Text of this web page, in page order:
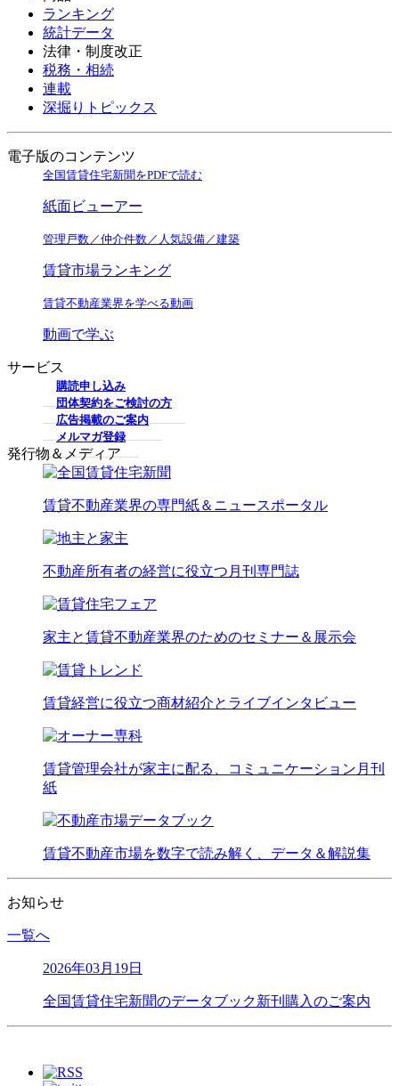
ランキング
統計データ
法律・制度改正
税務・相続
連載
深掘りトピックス
電子版のコンテンツ
全国賃貸住宅新聞をPDFで読む
紙面ビューアー
管理戸数／仲介件数／人気設備／建築
賃貸市場ランキング
賃貸不動産業界を学べる動画
動画で学ぶ
サービス
購読申し込み
団体契約をご検討の方
広告掲載のご案内
メルマガ登録
発行物＆メディア
賃貸不動産業界の専門紙＆ニュースポータル
不動産所有者の経営に役立つ月刊専門誌
家主と賃貸不動産業界のためのセミナー＆展示会
賃貸経営に役立つ商材紹介とライブインタビュー
賃貸管理会社が家主に配る、コミュニケーション月刊
紙
賃貸不動産市場を数字で読み解く、データ＆解説集
お知らせ
一覧へ
2026年03月19日
全国賃貸住宅新聞のデータブック新刊購入のご案内